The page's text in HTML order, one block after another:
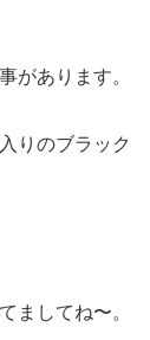
があります。
りのブラック
ましてね〜。